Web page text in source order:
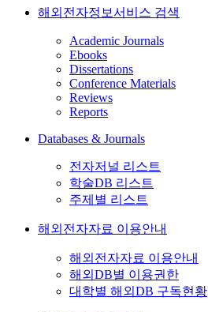
해외전자정보서비스 검색
Academic Journals
Ebooks
Dissertations
Conference Materials
Reviews
Reports
Databases & Journals
전자저널 리스트
학술DB 리스트
주제별 리스트
해외전자자료 이용안내
해외전자자료 이용안내
해외DB별 이용권한
대학별 해외DB 구독현황